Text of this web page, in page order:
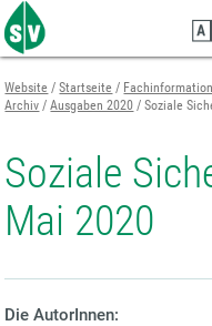
Zum
Seiteninhalt
springen
Zur
Navigation
springen
Zur
Mobilen
Navigation
springen
Website Startseite
Archiv
Ausgaben 2020 Soziale
Soziale
Mai 2020
Die AutorInnen: